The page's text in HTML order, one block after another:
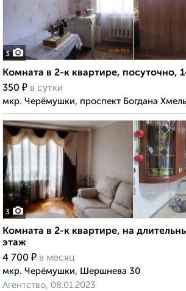
3
Комната в 2-к квартире, посуточно,
350 ₽ в сутки
мкр. Черёмушки, проспект Богдана
3
Комната в 2-к квартире, на
этаж
4 700 ₽ в месяц
мкр. Черёмушки, Шершнева 30
Агентство, 08.01.2023